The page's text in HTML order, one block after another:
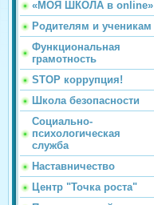
«МОЯ ШКОЛА в online»
Родителям и ученикам
Функциональная
грамотность
STOP коррупция!
Школа безопасности
Социально-
психологическая
служба
Наставничество
Центр "Точка роста"